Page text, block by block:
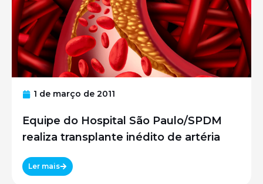
1 de março de 2011
Equipe do Hospital São Paulo/SPDM
realiza transplante inédito de artéria
Ler mais